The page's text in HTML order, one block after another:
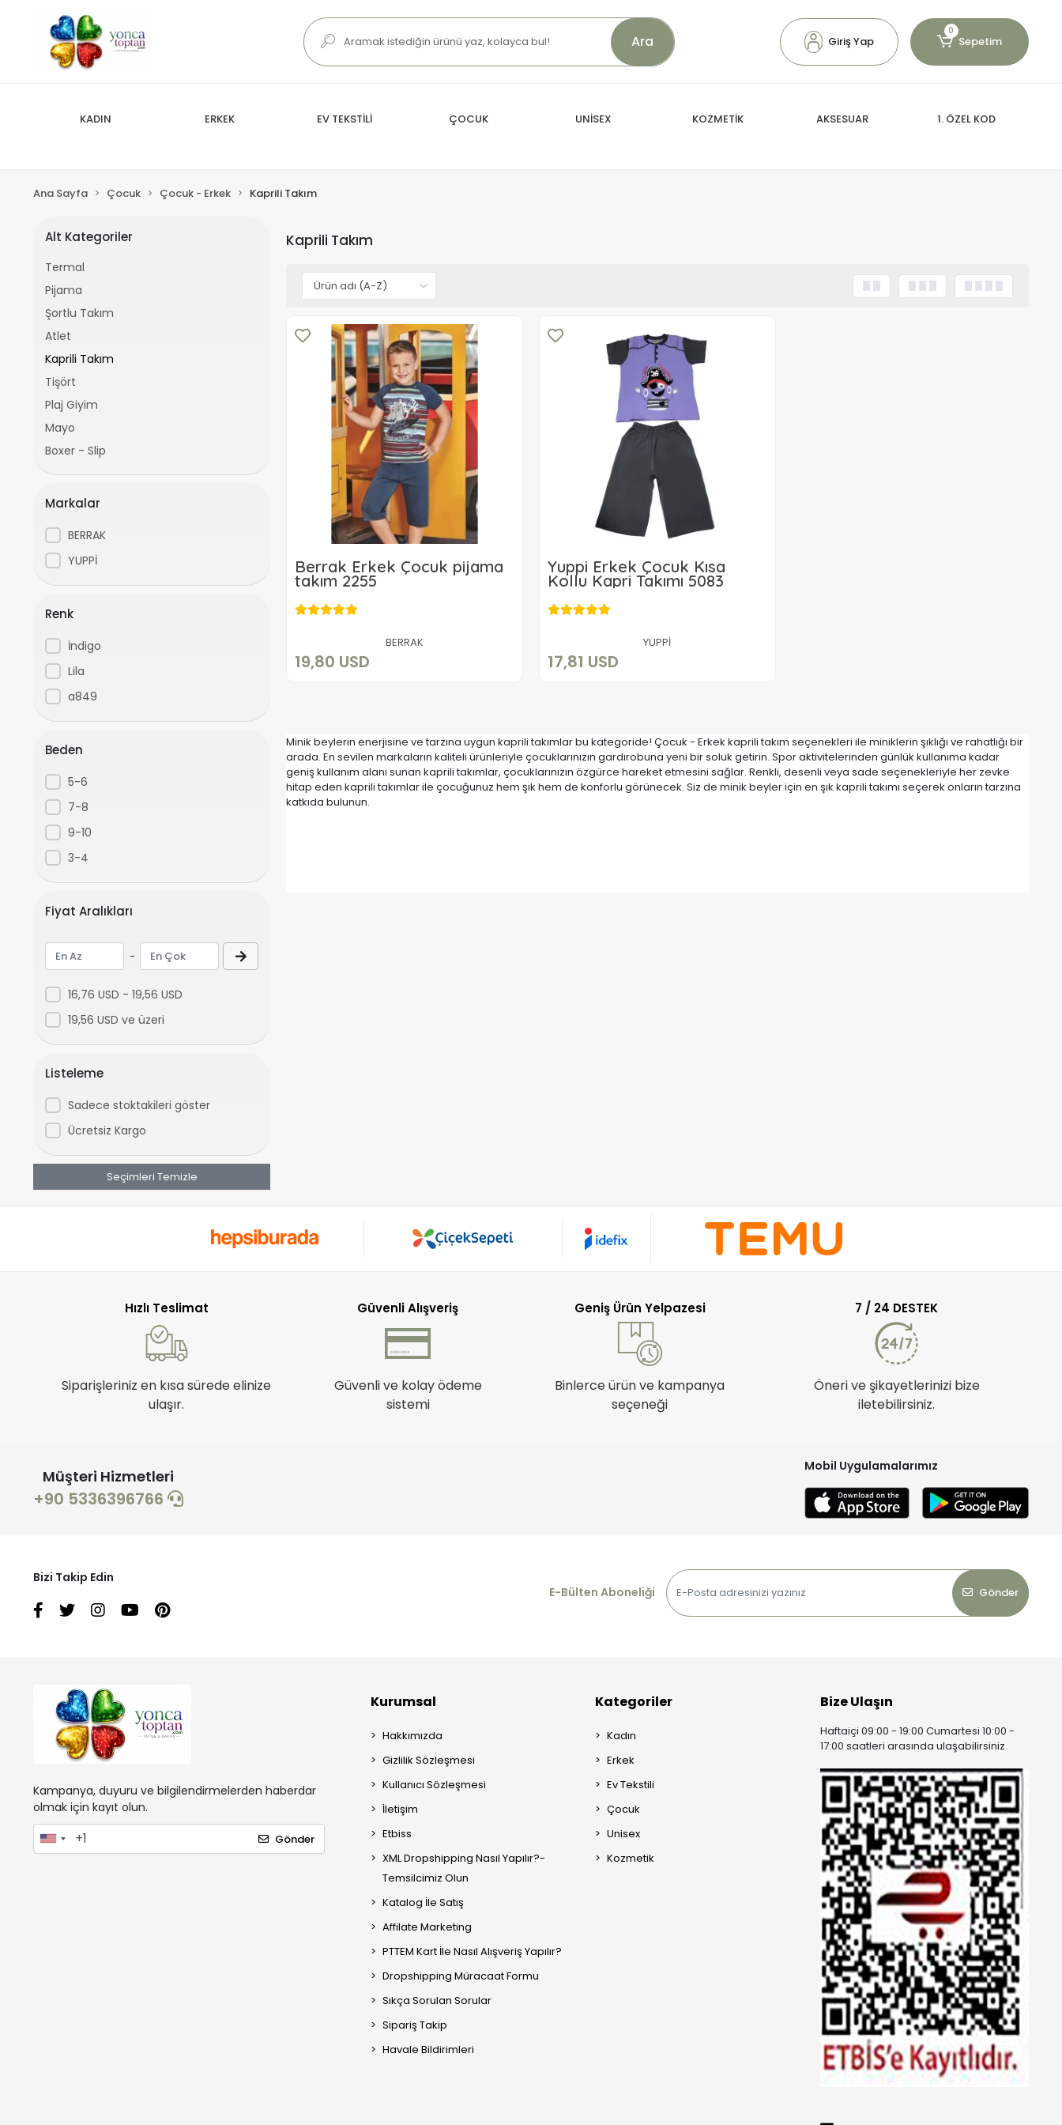
Ara Giriş Yap
0
Sepetim
KADIN ERKEK EV TEKSTİLİ ÇOCUK UNİSEX KOZMETİK AKSESUAR 1. ÖZEL KOD
Ana Sayfa Çocuk Çocuk - Erkek Kaprili Takım
Alt Kategoriler
Termal
Pijama
Şortlu Takım
Atlet
Kaprili Takım
Tişört
Plaj Giyim
Mayo
Boxer - Slip
Markalar
BERRAK
YUPPİ
Renk
İndigo
Lila
a849
Beden
5-6
7-8
9-10
3-4
Fiyat Aralıkları
-
16,76 USD - 19,56 USD
19,56 USD ve üzeri
Listeleme
Sadece stoktakileri göster
Ücretsiz Kargo
Seçimleri Temizle
Kaprili Takım
Berrak Erkek Çocuk pijama
takım 2255
BERRAK
19,80 USD
Sepete Ekle
Yuppi Erkek Çocuk Kısa
Kollu Kapri Takımı 5083
YUPPİ
17,81 USD
Sepete Ekle
Minik beylerin enerjisine ve tarzına uygun kaprili takımlar bu kategoride! Çocuk - Erkek kaprili takım seçenekleri ile miniklerin şıklığı ve rahatlığı bir
arada. En sevilen markaların kaliteli ürünleriyle çocuklarınızın gardırobuna yeni bir soluk getirin. Spor aktivitelerinden günlük kullanıma kadar
geniş kullanım alanı sunan kaprili takımlar, çocuklarınızın özgürce hareket etmesini sağlar. Renkli, desenli veya sade seçenekleriyle her zevke
hitap eden kaprili takımlar ile çocuğunuz hem şık hem de konforlu görünecek. Siz de minik beyler için en şık kaprili takımı seçerek onların tarzına
katkıda bulunun.
Hızlı Teslimat
Siparişleriniz en kısa sürede elinize
ulaşır.
Güvenli Alışveriş
Güvenli ve kolay ödeme
sistemi
Geniş Ürün Yelpazesi
Binlerce ürün ve kampanya
seçeneği
7 / 24 DESTEK
Öneri ve şikayetlerinizi bize
iletebilirsiniz.
Müşteri Hizmetleri
+90 5336396766
Mobil Uygulamalarımız
Bizi Takip Edin
E-Bülten Aboneliği
Gönder
Kampanya, duyuru ve bilgilendirmelerden haberdar
olmak için kayıt olun.
Gönder
Kurumsal
Hakkımızda
Gizlilik Sözleşmesi
Kullanıcı Sözleşmesi
İletişim
Etbiss
XML Dropshipping Nasıl Yapılır?-
Temsilcimiz Olun
Katalog İle Satış
Affilate Marketing
PTTEM Kart İle Nasıl Alışveriş Yapılır?
Dropshipping Müracaat Formu
Sıkça Sorulan Sorular
Sipariş Takip
Havale Bildirimleri
Kategoriler
Kadın
Erkek
Ev Tekstili
Çocuk
Unisex
Kozmetik
Bize Ulaşın
Haftaiçi 09:00 - 19:00 Cumartesi 10:00 -
17:00 saatleri arasında ulaşabilirsiniz.